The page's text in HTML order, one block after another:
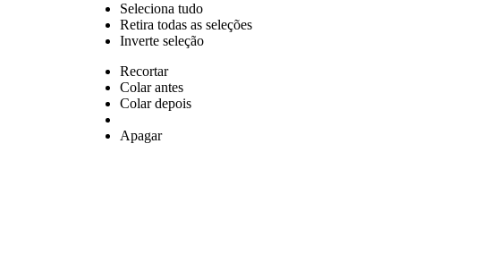
Seleciona tudo
Retira todas as seleções
Inverte seleção
Recortar
Colar antes
Colar depois
Apagar